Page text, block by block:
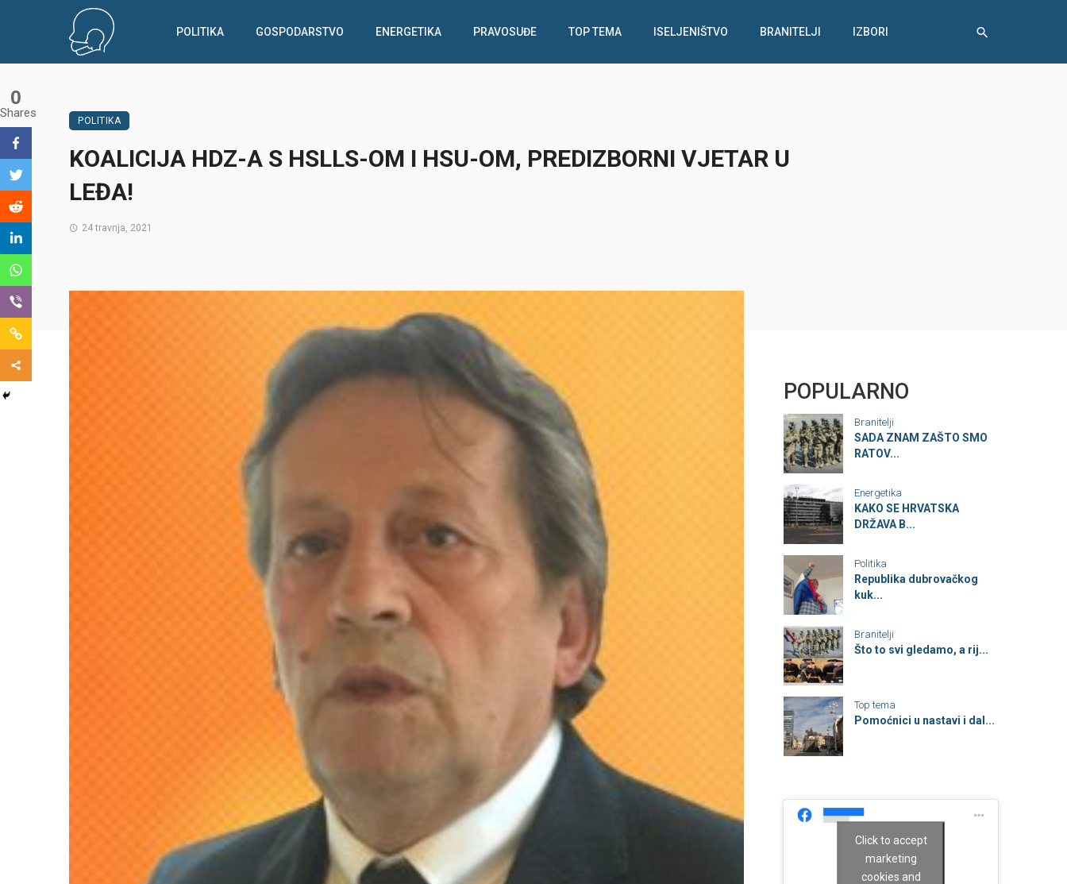
POLITIKA GOSPODARSTVO ENERGETIKA PRAVOSUĐE TOP TEMA ISELJENIŠTVO BRANITELJI IZBORI
POLITIKA
KOALICIJA HDZ-A S HSLLS-OM I HSU-OM, PREDIZBORNI VJETAR U
LEĐA!
24 travnja, 2021
0
Shares
POPULARNO
Branitelji
SADA ZNAM ZAŠTO SMO
RATOV...
Energetika
KAKO SE HRVATSKA
DRŽAVA B...
Politika
Republika dubrovačkog
kuk...
Branitelji
Što to svi gledamo, a rij...
Top tema
Pomoćnici u nastavi i dal...
Click to accept
marketing
cookies and